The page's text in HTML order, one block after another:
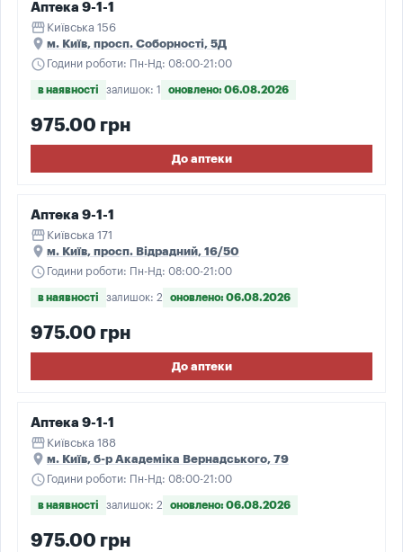
Аптека 9-1-1
storefront Київська 156
place м. Київ, просп. Соборності, 5Д
schedule Години роботи: Пн-Нд: 08:00-21:00
в наявності залишок: 1 оновлено: 06.08.2026
975.00 грн
До аптеки
Аптека 9-1-1
storefront Київська 171
place м. Київ, просп. Відрадний, 16/50
schedule Години роботи: Пн-Нд: 08:00-21:00
в наявності залишок: 2 оновлено: 06.08.2026
975.00 грн
До аптеки
Аптека 9-1-1
storefront Київська 188
place м. Київ, б-р Академіка Вернадського, 79
schedule Години роботи: Пн-Нд: 08:00-21:00
в наявності залишок: 2 оновлено: 06.08.2026
975.00 грн